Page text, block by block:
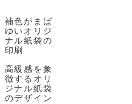
補色がまば
ゆいオリジ
ナル紙袋の
印刷
高級感を象
徴するオリ
ジナル紙袋
のデザイン